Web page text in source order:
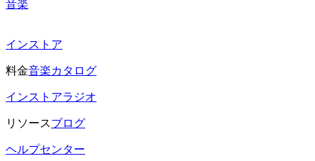
音楽
インストア
料金音楽カタログ
インストアラジオ
リソースブログ
ヘルプセンター